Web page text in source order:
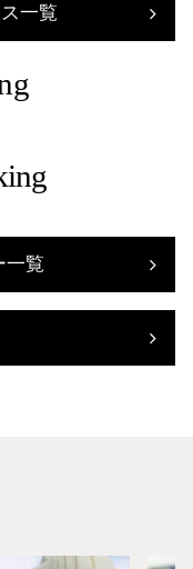
一覧
一覧